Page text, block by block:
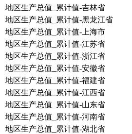
地区生产总值_累计值-吉林省
地区生产总值_累计值-黑龙江省
地区生产总值_累计值-上海市
地区生产总值_累计值-江苏省
地区生产总值_累计值-浙江省
地区生产总值_累计值-安徽省
地区生产总值_累计值-福建省
地区生产总值_累计值-江西省
地区生产总值_累计值-山东省
地区生产总值_累计值-河南省
地区生产总值_累计值-湖北省